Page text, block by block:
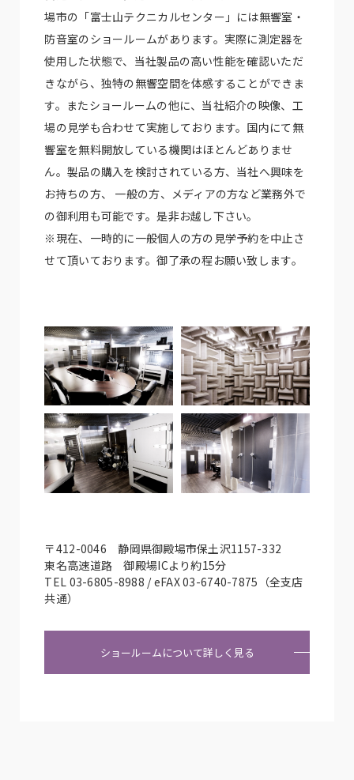
場市の「富士山テクニカルセンター」には無響室・
防音室のショールームがあります。実際に測定器を
使用した状態で、当社製品の高い性能を確認いただ
きながら、独特の無響空間を体感することができま
す。またショールームの他に、当社紹介の映像、工
場の見学も合わせて実施しております。国内にて無
響室を無料開放している機関はほとんどありませ
ん。製品の購入を検討されている方、当社へ興味を
お持ちの方、 一般の方、メディアの方など業務外で
の御利用も可能です。是非お越し下さい。
※現在、一時的に一般個人の方の見学予約を中止さ
せて頂いております。御了承の程お願い致します。
〒412-0046 静岡県御殿場市保土沢1157-332
東名高速道路 御殿場ICより約15分
TEL 03-6805-8988 / eFAX 03-6740-7875（全支店
共通）
ショールームについて詳しく見る